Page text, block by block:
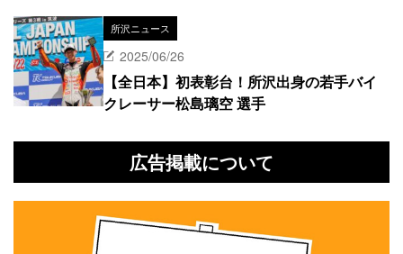
所沢ニュース
2025/06/26
【全日本】初表彰台！所沢出身の若手バイ
クレーサー松島璃空 選手
広告掲載について